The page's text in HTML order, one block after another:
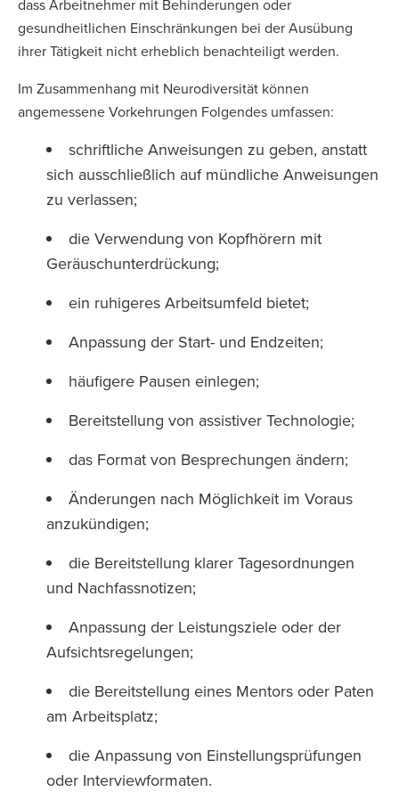
dass Arbeitnehmer mit Behinderungen oder
gesundheitlichen Einschränkungen bei der Ausübung
ihrer Tätigkeit nicht erheblich benachteiligt werden.
Im Zusammenhang mit Neurodiversität können
angemessene Vorkehrungen Folgendes umfassen:
schriftliche Anweisungen zu geben, anstatt
sich ausschließlich auf mündliche Anweisungen
zu verlassen;
die Verwendung von Kopfhörern mit
Geräuschunterdrückung;
ein ruhigeres Arbeitsumfeld bietet;
Anpassung der Start- und Endzeiten;
häufigere Pausen einlegen;
Bereitstellung von assistiver Technologie;
das Format von Besprechungen ändern;
Änderungen nach Möglichkeit im Voraus
anzukündigen;
die Bereitstellung klarer Tagesordnungen
und Nachfassnotizen;
Anpassung der Leistungsziele oder der
Aufsichtsregelungen;
die Bereitstellung eines Mentors oder Paten
am Arbeitsplatz;
die Anpassung von Einstellungsprüfungen
oder Interviewformaten.